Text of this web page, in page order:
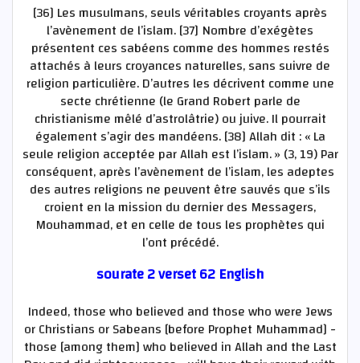
[36] Les musulmans, seuls véritables croyants après
l’avènement de l’islam. [37] Nombre d’exégètes
présentent ces sabéens comme des hommes restés
attachés à leurs croyances naturelles, sans suivre de
religion particulière. D’autres les décrivent comme une
secte chrétienne (le Grand Robert parle de
christianisme mêlé d’astrolâtrie) ou juive. Il pourrait
également s’agir des mandéens. [38] Allah dit : « La
seule religion acceptée par Allah est l’islam. » (3, 19) Par
conséquent, après l’avènement de l’islam, les adeptes
des autres religions ne peuvent être sauvés que s’ils
croient en la mission du dernier des Messagers,
Mouhammad, et en celle de tous les prophètes qui
l’ont précédé.
sourate 2 verset 62 English
Indeed, those who believed and those who were Jews
or Christians or Sabeans [before Prophet Muhammad] -
those [among them] who believed in Allah and the Last